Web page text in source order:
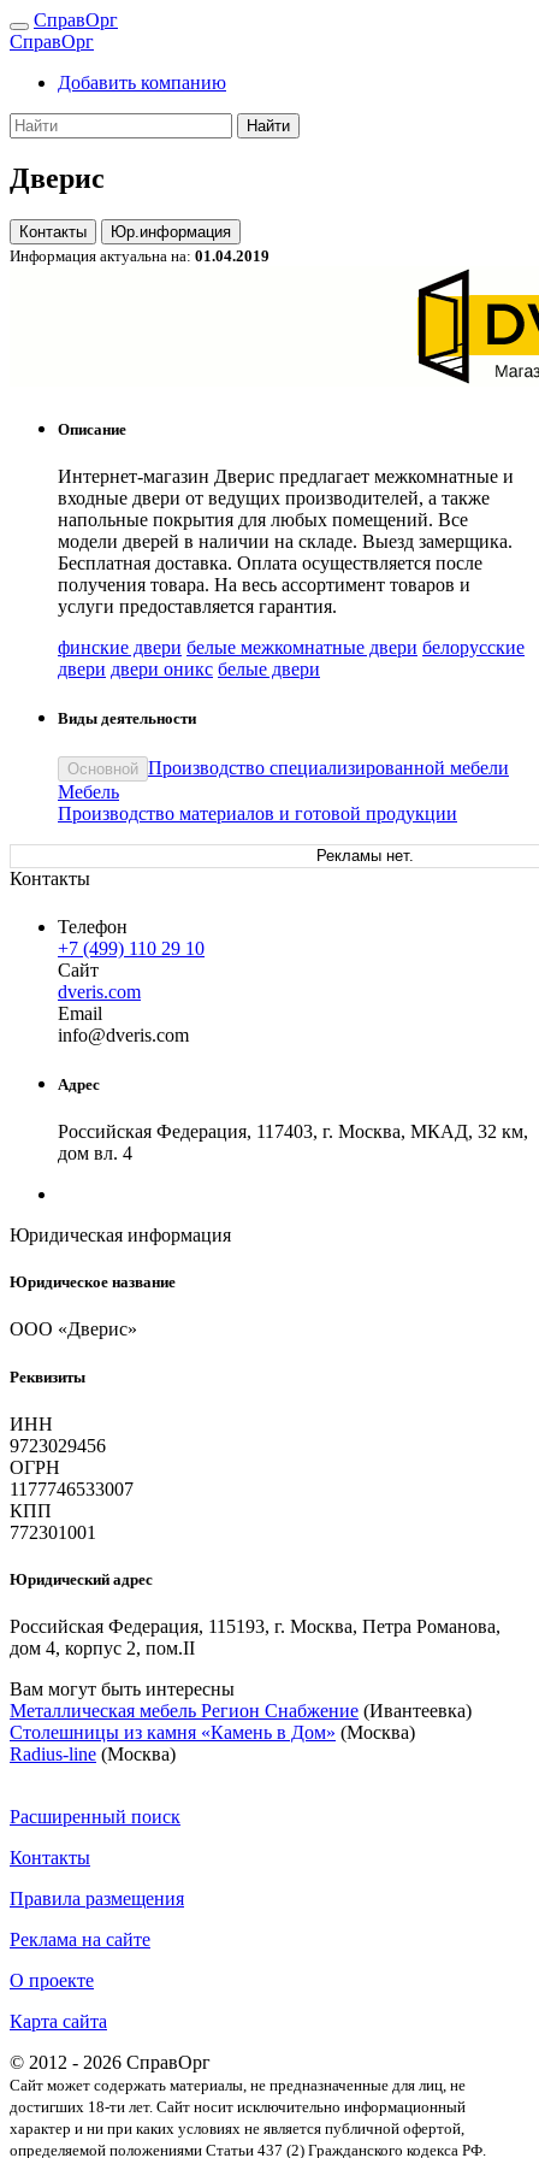
СправОрг
СправОрг
Добавить компанию
Найти
Дверис
Контакты
Юр.информация
Информация актуальна на: 01.04.2019
Описание
Интернет-магазин Дверис предлагает межкомнатные и
входные двери от ведущих производителей, а также
напольные покрытия для любых помещений. Все
модели дверей в наличии на складе. Выезд замерщика.
Бесплатная доставка. Оплата осуществляется после
получения товара. На весь ассортимент товаров и
услуги предоставляется гарантия.
финские двери белые межкомнатные двери белорусские
двери двери оникс белые двери
Виды деятельности
Основной Производство специализированной мебели
Мебель
Производство материалов и готовой продукции
Рекламы нет.
Контакты
Телефон
+7 (499) 110 29 10
Сайт
dveris.com
Email
info@dveris.com
Адрес
Российская Федерация, 117403, г. Москва, МКАД, 32 км,
дом вл. 4
Юридическая информация
Юридическое название
ООО «Дверис»
Реквизиты
ИНН
9723029456
ОГРН
1177746533007
КПП
772301001
Юридический адрес
Российская Федерация, 115193, г. Москва, Петра Романова,
дом 4, корпус 2, пом.II
Вам могут быть интересны
Металлическая мебель Регион Снабжение (Ивантеевка)
Столешницы из камня «Камень в Дом» (Москва)
Radius-line (Москва)
Расширенный поиск
Контакты
Правила размещения
Реклама на сайте
О проекте
Карта сайта
© 2012 - 2026 СправОрг
Сайт может содержать материалы, не предназначенные для лиц, не
достигших 18-ти лет. Cайт носит исключительно информационный
характер и ни при каких условиях не является публичной офертой,
определяемой положениями Статьи 437 (2) Гражданского кодекса РФ.